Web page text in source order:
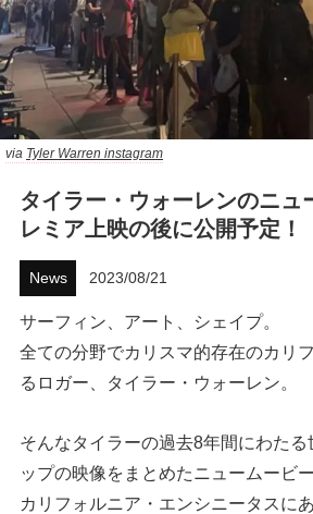
via Tyler Warren instagram
タイラー・ウォーレンのニュ
レミア上映の後に公開予定！
News 2023/08/21
サーフィン、アート、シェイプ。
全ての分野でカリスマ的存在のカリ
るロガー、タイラー・ウォーレン。
そんなタイラーの過去8年間にわたる
ップの映像をまとめたニュームービ
カリフォルニア・エンシニータスに
ホリデースタイル
ウェストジャパン
イベント・リリース
FOLLOW US ON